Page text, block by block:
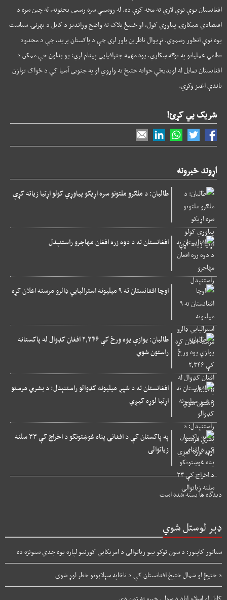
افغانستان یوې نوې لارې ته مخه کړې ده. له روسیې سره رسمي بحثونه، له چین سره د
اقتصادي همکارۍ پیاوړي کول، او ختیځ بلاک ته واضح وړاندیز د کابل د بهرنۍ سیاست
یوه نوې انځور رسموي. نړیوال ناظرین باور لري چې د پاکستان برید، چې د محدود
نظامي عملیاتو په توګه ښکاري، یوه مهمه جغرافیايي پیغام لري؛ یو بدلون چې ممکن د
افغانستان تمایل له لویدیځې خواته ختیځ ته واړوي او په جنوبي آسیا کې د ځواک توازن
باندې اغیز وکړي.
شریک یي کړئ!
اړوند خبرونه
طالبان: د ملګرو ملتونو سره اړیکو پیاوړي کولو اړتیا زیاته کړې
افغانستان ته د دوه زره افغان مهاجرو راستنېدل
اوچا افغانستان ته ۹ میلیونه استرالیایي ډالرو مرسته اعلان کړه
طالبان: یوازې یوه ورځ کې ۲,۳۴۶ افغان کډوال له پاکستانه
راستون شوي
افغانستان ته د شپږ میلیونه کډوالو راستنېدل: د بشري مرستو
اړتیا لوړه کیږي
په پاکستان کې د افغانی پناه غوښتونکو د اخراج کې ۳۳ سلنه
زیاتوالی
دیدگاه ها بسته شده است
ډېر لوستل شوي
سناتور کاپتور: د سون توکو بیو زیاتوالی د امریکایي کورنیو لپاره یوه جدي ستونزه ده
د ختیځ او شمال ختیځ افغانستان کې د ناڅاپه سېلابونو خطر لوړ شوی
کابل او اسلام اباد د سولې خبرو ته ژمن دي